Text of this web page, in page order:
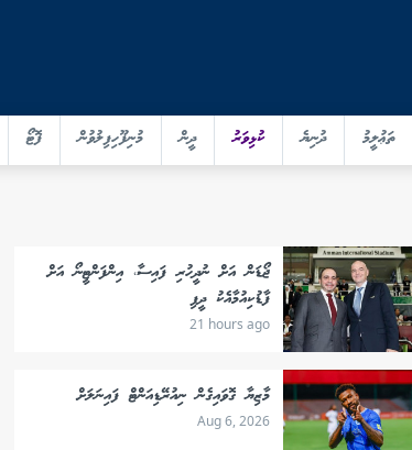
ތަޢުލީމު ދުނިޔެ ކުޅިވަރު ދީން މުނިފޫހިފިލުވުން ފޮޓޯ
ޖޯޑަން އަށް ނުދީހުރި ފައިސާ، އިންފަންޓީނޯ އަށް
ފާޑުކިއުމާއެކު ދީފި
21 hours ago
މާޒިޔާ ގޮވައިގެން ނިއުރޭޑިއަންޓް ފައިނަލަށް
Aug 6, 2026